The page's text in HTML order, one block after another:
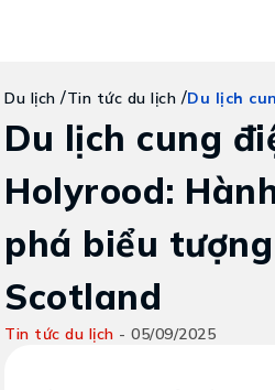
Vận chuyển
Khuyến mãi
Tin tức
Tạp chí du lịch
Khảo sát tỷ lệ
Tra cứu booking
Du lịch /Tin tức du lịch /
Du lịch cung
Holyrood:
phá biểu
Scotland
Tin tức du lịch -05/09/2025